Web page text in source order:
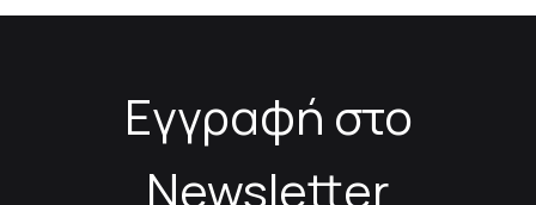
Εγγραφή στο
Newsletter